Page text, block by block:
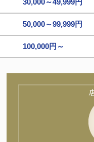
30,000～49,999円
50,000～99,999円
100,000円～